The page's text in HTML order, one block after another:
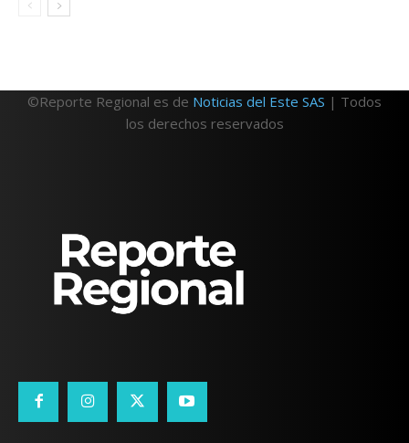
©Reporte Regional es de Noticias del Este SAS | Todos
los derechos reservados